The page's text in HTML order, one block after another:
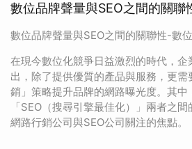
數位品牌聲量與SEO之間的關聯
數位品牌聲量與SEO之間的關聯性-數
在現今數位化競爭日益激烈的時代，企
出，除了提供優質的產品與服務，更
銷」策略提升品牌的網路曝光度。其
「SEO（搜尋引擎最佳化）」兩者之
網路行銷公司與SEO公司關注的焦點。